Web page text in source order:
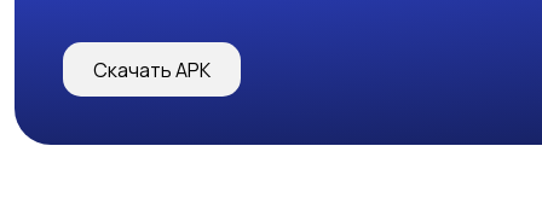
Скачать APK